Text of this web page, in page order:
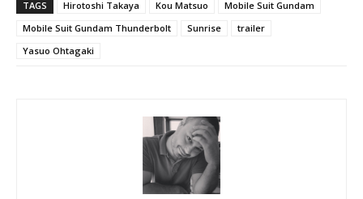
TAGS Hirotoshi Takaya Kou Matsuo
Mobile Suit Gundam
Mobile Suit Gundam Thunderbolt
Sunrise
trailer
Yasuo Ohtagaki